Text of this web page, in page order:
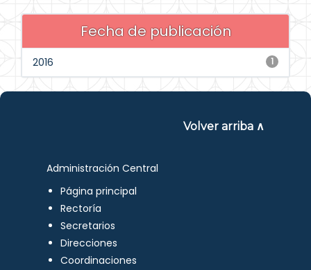
Fecha de publicación
1
2016
Volver arriba ∧
Administración Central
Página principal
Rectoría
Secretarios
Direcciones
Coordinaciones